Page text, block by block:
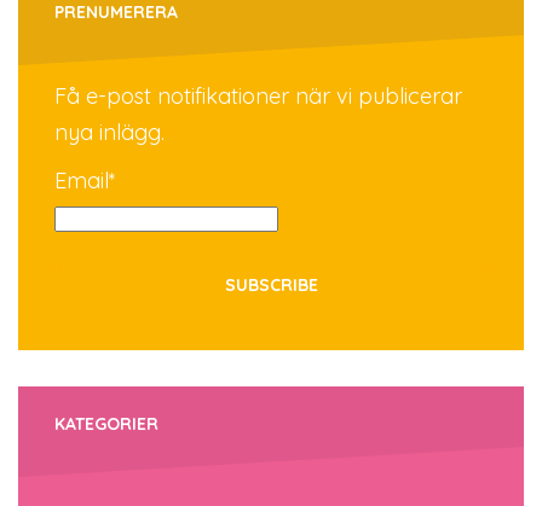
PRENUMERERA
Få e-post notifikationer när vi publicerar
nya inlägg.
Email*
KATEGORIER